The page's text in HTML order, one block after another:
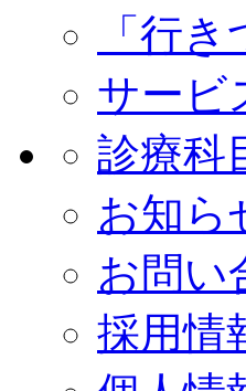
「行
サービ
診療科
お知ら
お問い
採用情